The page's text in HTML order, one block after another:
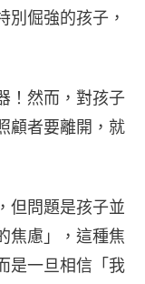
別倔強的孩子，
！然而，對孩子
顧者要離開，就
但問題是孩子並
焦慮」，這種焦
是一旦相信「我